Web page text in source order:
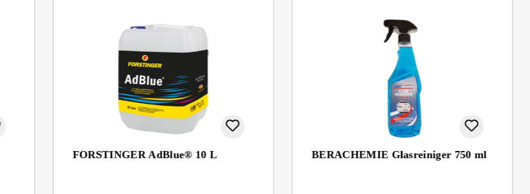
FORSTINGER AdBlue® 10 L BERACHEMIE Glasreiniger 750 ml